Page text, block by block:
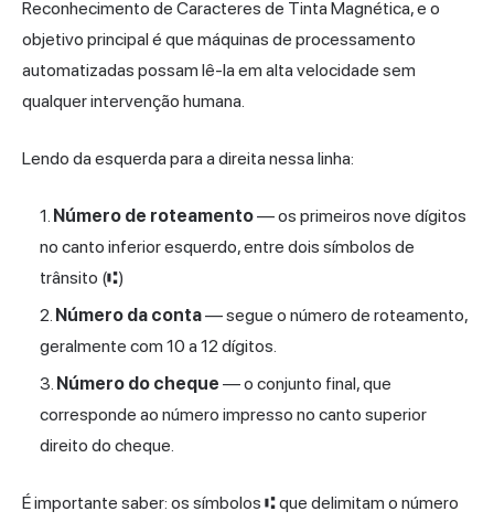
Reconhecimento de Caracteres de Tinta Magnética, e o
objetivo principal é que máquinas de processamento
automatizadas possam lê-la em alta velocidade sem
qualquer intervenção humana.
Lendo da esquerda para a direita nessa linha:
Número de roteamento— os primeiros nove dígitos
no canto inferior esquerdo, entre dois símbolos de
trânsito (⑆)
Número da conta— segue o número de roteamento,
geralmente com 10 a 12 dígitos.
Número do cheque — o conjunto final, que
corresponde ao número impresso no canto superior
direito do cheque.
É importante saber: os símbolos ⑆ que delimitam o número